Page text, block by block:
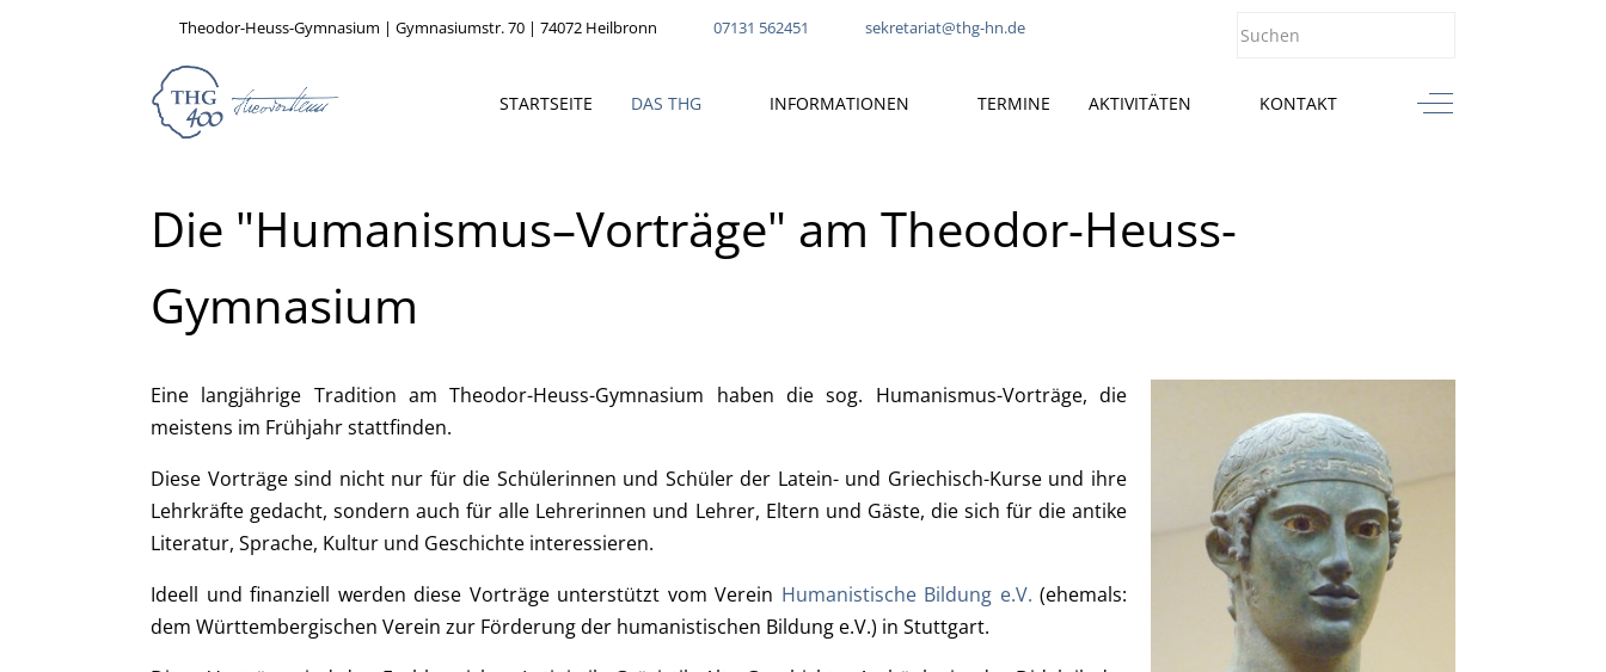
Theodor-Heuss-Gymnasium | Gymnasiumstr. 70 | 74072 Heilbronn 07131 562451 sekretariat@thg-hn.de
STARTSEITE DAS THG INFORMATIONEN TERMINE AKTIVITÄTEN KONTAKT Off-Canvas Toggle
Die "Humanismus–Vorträge" am Theodor-Heuss-
Gymnasium
Eine langjährige Tradition am Theodor-Heuss-Gymnasium haben die sog. Humanismus-Vorträge, die
meistens im Frühjahr stattfinden.
Diese Vorträge sind nicht nur für die Schülerinnen und Schüler der Latein- und Griechisch-Kurse und ihre
Lehrkräfte gedacht, sondern auch für alle Lehrerinnen und Lehrer, Eltern und Gäste, die sich für die antike
Literatur, Sprache, Kultur und Geschichte interessieren.
Ideell und finanziell werden diese Vorträge unterstützt vom Verein Humanistische Bildung e.V. (ehemals:
dem Württembergischen Verein zur Förderung der humanistischen Bildung e.V.) in Stuttgart.